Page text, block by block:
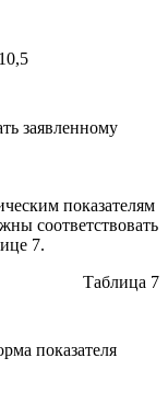
заявленному
показателям
соответствовать
7.
Таблица 7
показателя